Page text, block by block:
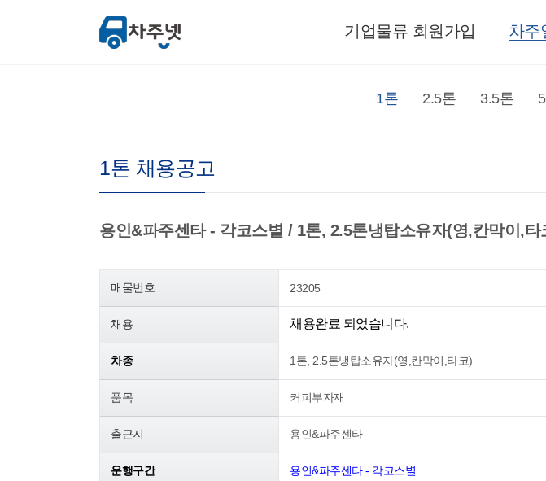
차주
기업물류 회원가입
1톤 2.5톤 3.5톤
1톤 채용공고
용인&파주센타 - 각코스별 / 1톤, 2.5톤냉탑소유자(영,칸막이,
매물번호 23205
채용 채용완료 되었습니다.
차종 1톤, 2.5톤냉탑소유자(영,칸막이,타코)
품목 커피부자재
출근지 용인&파주센타
운행구간 용인&파주센타 - 각코스별